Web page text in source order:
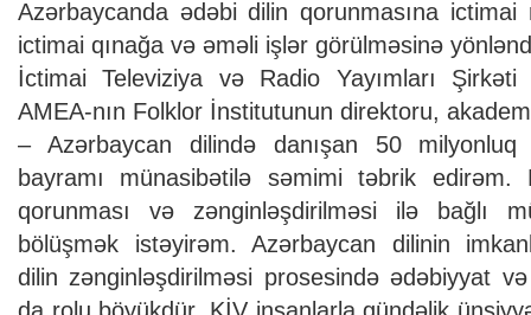
Azərbaycanda ədəbi dilin qorunmasına
ictimai qınağa və əməli işlər görülməsinə
İctimai Televiziya və Radio Yayımları Şirkəti
AMEA-nın Folklor İnstitutunun direktoru,
– Azərbaycan dilində danışan 50 milyonluq
bayramı münasibətilə səmimi təbrik edirəm.
qorunması və zənginləşdirilməsi ilə bağlı
bölüşmək istəyirəm. Azərbaycan dilinin
dilin zənginləşdirilməsi prosesində ədəbiyyat